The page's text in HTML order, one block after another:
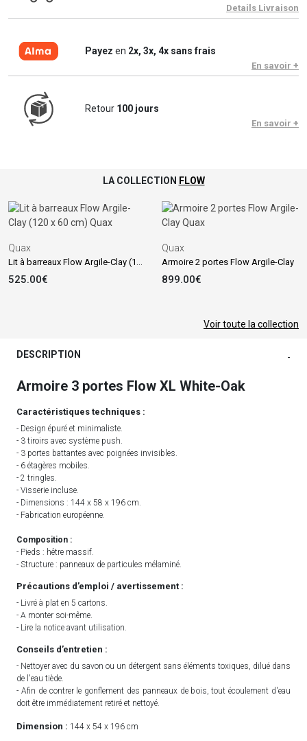
Details Livraison
Payez en 2x, 3x, 4x sans frais
En savoir +
Retour 100 jours
En savoir +
LA COLLECTION FLOW
Quax
Lit à barreaux Flow Argile-Clay (120 x 60 cm)
525.00€
Quax
Armoire 2 portes Flow Argile-Clay
899.00€
Voir toute la collection
DESCRIPTION -
Armoire 3 portes Flow XL White-Oak
Caractéristiques techniques :
- Design épuré et minimaliste.
- 3 tiroirs avec système push.
- 3 portes battantes avec poignées invisibles.
- 6 étagères mobiles.
- 2 tringles.
- Visserie incluse.
- Dimensions : 144 x 58 x 196 cm.
- Fabrication européenne.
Composition :
- Pieds : hêtre massif.
- Structure : panneaux de particules mélaminé.
Précautions d’emploi / avertissement :
- Livré à plat en 5 cartons.
- A monter soi-même.
- Lire la notice avant utilisation.
Conseils d’entretien :
- Nettoyer avec du savon ou un détergent sans éléments toxiques, dilué dans
de l'eau tiède.
- Afin de contrer le gonflement des panneaux de bois, tout écoulement d'eau
doit être immédiatement retiré et nettoyé.
Dimension : 144 x 54 x 196 cm